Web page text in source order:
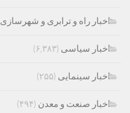
اخبار راه و ترابری و شهرسازی
اخبار سیاسی (۶,۳۸۳)
اخبار سینمایی (۲۵۵)
اخبار صنعت و معدن (۴۹۴)